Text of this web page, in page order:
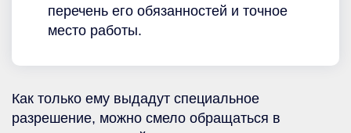
перечень его обязанностей и точное
место работы.
Как только ему выдадут специальное
разрешение, можно смело обращаться в